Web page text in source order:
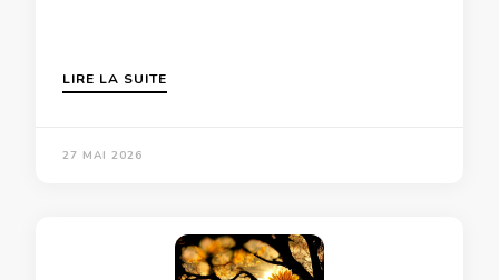
LIRE LA SUITE
27 MAI 2026